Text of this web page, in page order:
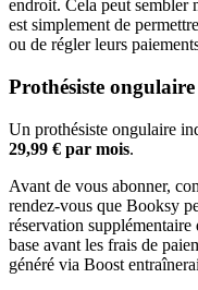
endroit. Cela peut sembler
est simplement de
ou de régler leurs
Prothésiste
Un prothésiste ongulaire
29,99 € par mois.
Avant de vous abonner,
rendez-vous que Booksy
réservation
base avant les frais de
généré via Boost